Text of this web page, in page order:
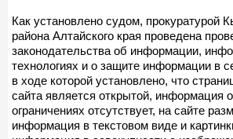
Как установлено судом, прокуратурой
района Алтайского края проведена
законодательства об информации,
технологиях и о защите информации в
в ходе которой установлено, что
сайта является открытой, информация
ограничениях отсутствует, на сайте
информация в текстовом виде и